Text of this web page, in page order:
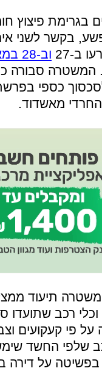
בגרימת פיצוץ
בקשר לשני
ב-27
וב-28 במאי באשדוד
המשטרה סבורה
כספי
מאשדוד.
המשטרה תיעוד
וכלי רכב שתועדו
על פי קעקועים
שלפי החשד
בפשיטה על דירה